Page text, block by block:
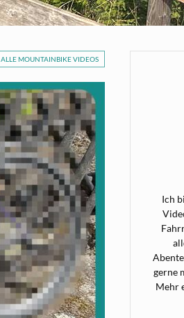
ALLE MOUNTAINBIKE VIDEOS
Ich
gerne
Mehr